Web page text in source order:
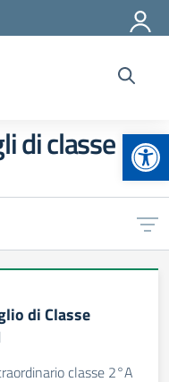
di classe
di Classe
classe 2°A